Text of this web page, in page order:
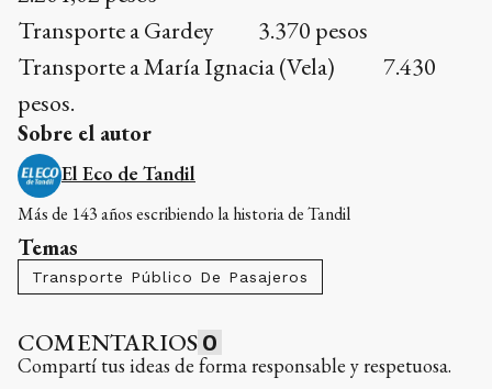
Transporte a Gardey 3.370 pesos
Transporte a María Ignacia (Vela) 7.430
pesos.
Sobre el autor
El Eco de Tandil
Más de 143 años escribiendo la historia de Tandil
Temas
Transporte Público De Pasajeros
COMENTARIOS 0
Compartí tus ideas de forma responsable y respetuosa.